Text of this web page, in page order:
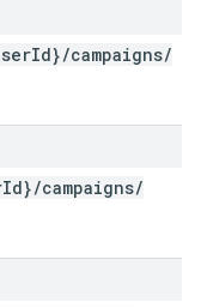
Id}/campaigns/
Id}/campaigns/